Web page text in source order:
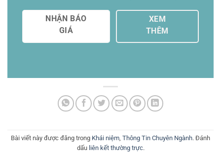
NHẬN BÁO
GIÁ
XEM
THÊM
Bài viết này được đăng trong Khái niệm, Thông Tin Chuyên Ngành. Đánh
dấu liên kết thường trực.